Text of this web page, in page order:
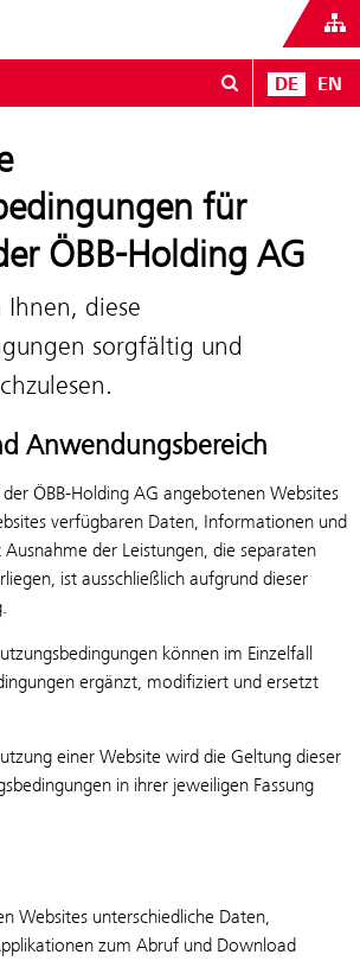
DE EN
für
ÖBB-Holding AG
diese
sorgfältig und
Anwendungsbereich
ÖBB-Holding AG angebotenen Websites
verfügbaren Daten, Informationen und
der Leistungen, die separaten
ist ausschließlich aufgrund dieser
können im Einzelfall
ergänzt, modifiziert und ersetzt
einer Website wird die Geltung dieser
in ihrer jeweiligen Fassung
Websites unterschiedliche Daten,
zum Abruf und Download